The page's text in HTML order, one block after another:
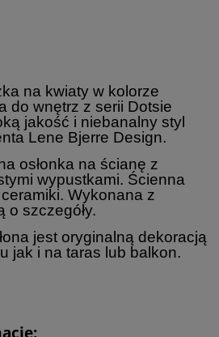
na kwiaty w kolorze
do wnętrz z serii Dotsie
jakość i niebanalny styl
Lene Bjerre Design.
osłonka na ścianę z
wypustkami. Ścienna
Wykonana z
o szczegóły.
jest oryginalną dekoracją
jak i na taras lub balkon.